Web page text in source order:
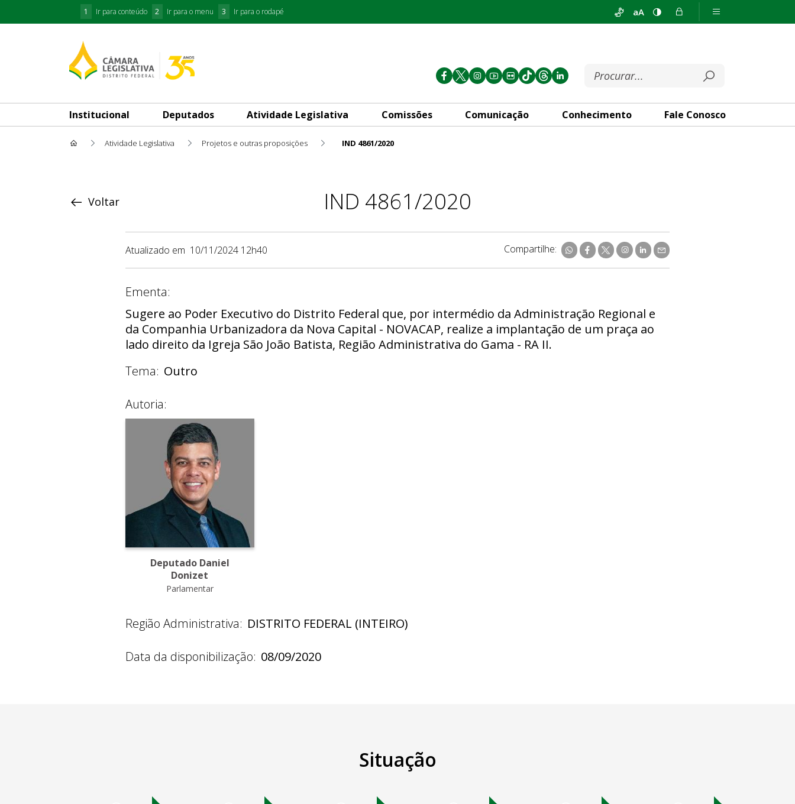
1 Ir para conteúdo 2 Ir para o menu 3 Ir para o rodapé aA
Institucional Deputados Atividade Legislativa Comissões Comunicação Conhecimento Fale Conosco
Atividade Legislativa Projetos e outras proposições IND 4861/2020
IND 4861/2020
Voltar
Atualizado em 10/11/2024 12h40 Compartilhe:
Ementa:
Sugere ao Poder Executivo do Distrito Federal que, por intermédio da Administração Regional e
da Companhia Urbanizadora da Nova Capital - NOVACAP, realize a implantação de um praça ao
lado direito da Igreja São João Batista, Região Administrativa do Gama - RA II.
Tema: Outro
Autoria:
Deputado Daniel
Donizet
Parlamentar
Região Administrativa: DISTRITO FEDERAL (INTEIRO)
Data da disponibilização: 08/09/2020
Situação